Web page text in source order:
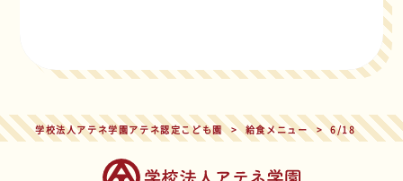
学校法人アテネ学園アテネ認定こども園 > 給食メニュー > 6/18